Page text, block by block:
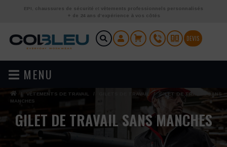
Aller au contenu
EPI chaussures de sécurité et vêtements professionnels personnalisés
+ de 24 ans d’expérience à vos côtés
DEVIS
MENU
VÊTEMENTS DE TRAVAIL / GILETS DE TRAVAIL / GILET DE TRAVAIL SANS
MANCHES
GILET DE TRAVAIL SANS MANCHES